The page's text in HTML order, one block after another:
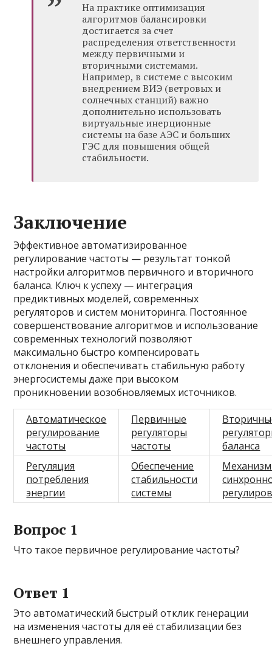
На практике оптимизация
алгоритмов балансировки
достигается за счет
распределения ответственности
между первичными и
вторичными системами.
Например, в системе с высоким
внедрением ВИЭ (ветровых и
солнечных станций) важно
дополнительно использовать
виртуальные инерционные
системы на базе АЭС и больших
ГЭС для повышения общей
стабильности.
Заключение
Эффективное автоматизированное
регулирование частоты — результат тонкой
настройки алгоритмов первичного и вторичного
баланса. Ключ к успеху — интеграция
предиктивных моделей, современных
регуляторов и систем мониторинга. Постоянное
совершенствование алгоритмов и использование
современных технологий позволяют
максимально быстро компенсировать
отклонения и обеспечивать стабильную работу
энергосистемы даже при высоком
проникновении возобновляемых источников.
Автоматическое
регулирование
частоты
Первичные
регуляторы
частоты
баланса
Регуляция
потребления
энергии
Обеспечение
стабильности
системы
Вопрос 1
Что такое первичное регулирование частоты?
Ответ 1
Это автоматический быстрый отклик генерации
на изменения частоты для её стабилизации без
внешнего управления.